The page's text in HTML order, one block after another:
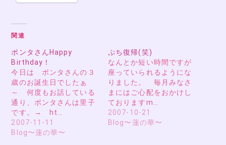
関連
ポンタさんHappy
Birthday！
今日は ポンタさんの３
歳のお誕生日でしたぁ
～ 何度もお話している
通り、ポンタさんは里子
です。→ ht…
2007-11-11
Blog〜蓮の華〜
ぷち復帰(笑)
なんとか短い時間ですが
座っていられるようにな
りました。 毎月みなさ
まにはご心配をおかけし
ておりますm…
2007-10-21
Blog〜蓮の華〜